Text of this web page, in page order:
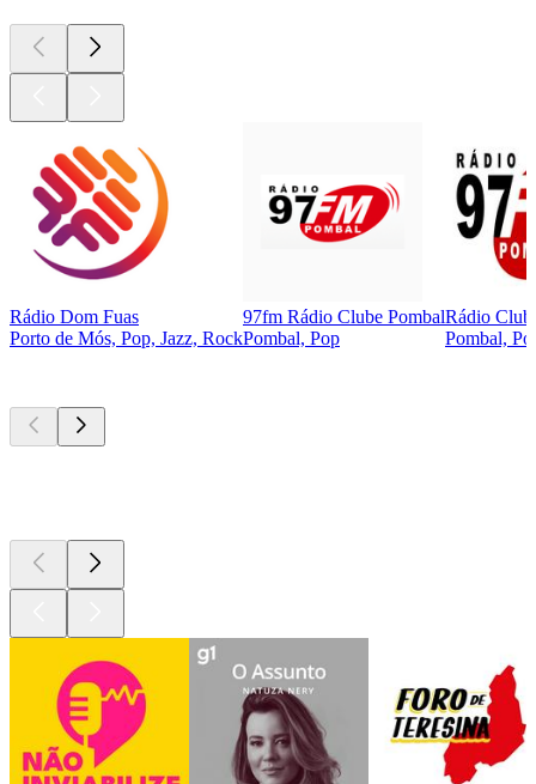
Rádio Dom Fuas
Porto de Mós, Pop, Jazz, Rock
97fm Rádio Clube Pombal
Pombal, Pop
Rádio
Pombal,